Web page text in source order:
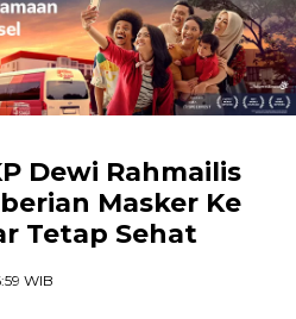
Dewi Rahmailis
Masker Ke
Tetap Sehat
WIB